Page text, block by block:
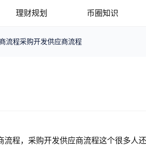
理财规划 币圈知识
流程采购开发供应商流程
流程，采购开发供应商流程这个很多人还